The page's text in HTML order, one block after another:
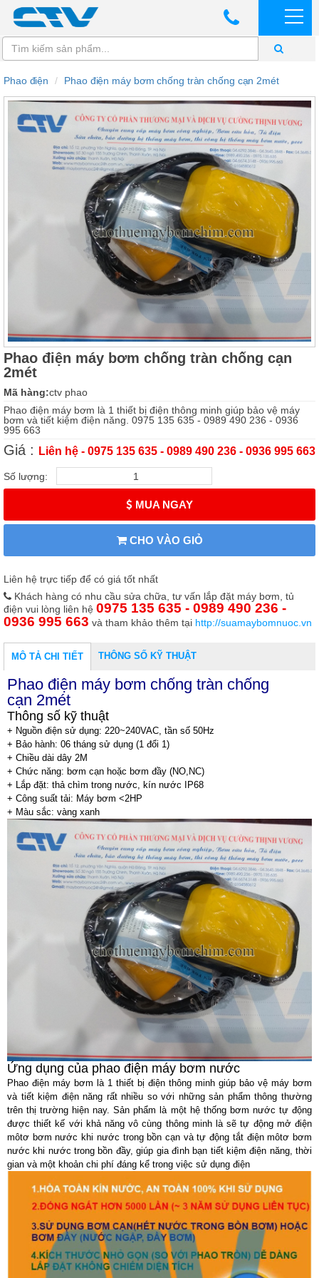
Phao điện Phao điện máy bơm chống tràn chống cạn 2mét
Phao điện máy bơm chống tràn chống cạn
2mét
Mã hàng:ctv phao
Phao điện máy bơm là 1 thiết bị điện thông minh giúp bảo vệ máy
bơm và tiết kiệm điện năng. 0975 135 635 - 0989 490 236 - 0936
995 663
Giá : Liên hệ - 0975 135 635 - 0989 490 236 - 0936 995 663
Số lượng:
MUA NGAY
CHO VÀO GIỎ
Liên hệ trực tiếp để có giá tốt nhất
Khách hàng có nhu cầu sửa chữa, tư vấn lắp đặt máy bơm, tủ
điện vui lòng liên hệ 0975 135 635 - 0989 490 236 -
0936 995 663 và tham khảo thêm tại http://suamaybomnuoc.vn
MÔ TẢ CHI TIẾT THÔNG SỐ KỸ THUẬT
Phao điện máy bơm chống tràn chống
cạn 2mét
Thông số kỹ thuật
+ Nguồn điện sử dụng: 220~240VAC, tần số 50Hz
+ Bảo hành: 06 tháng sử dụng (1 đổi 1)
+ Chiều dài dây 2M
+ Chức năng: bơm cạn hoặc bơm đầy (NO,NC)
+ Lắp đặt: thả chìm trong nước, kín nước IP68
+ Công suất tải: Máy bơm <2HP
+ Màu sắc: vàng xanh
Ứng dụng của phao điện máy bơm nước
Phao điện máy bơm là 1 thiết bị điện thông minh giúp bảo vệ máy bơm
và tiết kiệm điện năng rất nhiều so với những sản phẩm thông thường
trên thị trường hiện nay. Sản phẩm là một hệ thống bơm nước tự động
được thiết kế với khả năng vô cùng thông minh là sẽ tự động mở điện
môtơ bơm nước khi nước trong bồn cạn và tự động tắt điện môtơ bơm
nước khi nước trong bồn đầy, giúp gia đình bạn tiết kiệm điện năng, thời
gian và một khoản chi phí đáng kể trong việc sử dụng điện